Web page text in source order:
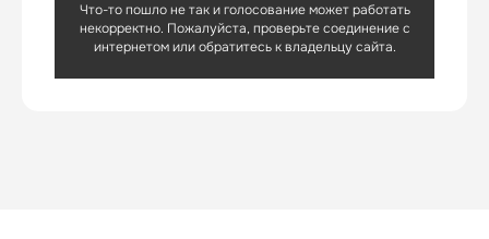
Что-то пошло не так и голосование может работать
некорректно. Пожалуйста, проверьте соединение с
интернетом или обратитесь к владельцу сайта.